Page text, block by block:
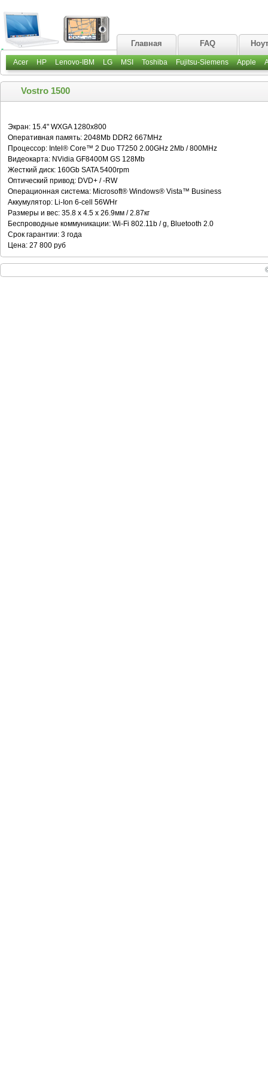
Главная FAQ
Acer HP Lenovo-IBM LG MSI Toshiba Fujitsu-Siemens Apple
Vostro 1500
Экран: 15.4" WXGA 1280x800
Оперативная память: 2048Mb DDR2 667MHz
Процессор: Intel® Core™ 2 Duo T7250 2.00GHz 2Mb / 800MHz
Видеокарта: NVidia GF8400M GS 128Mb
Жесткий диск: 160Gb SATA 5400rpm
Оптический привод: DVD+ / -RW
Операционная система: Microsoft® Windows® Vista™ Business
Аккумулятор: Li-Ion 6-cell 56WHr
Размеры и вес: 35.8 x 4.5 x 26.9мм / 2.87кг
Беспроводные коммуникации: Wi-Fi 802.11b / g, Bluetooth 2.0
Срок гарантии: 3 года
Цена: 27 800 руб